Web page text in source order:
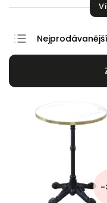
Doporučujeme
Nejprodávanější
Abecedně